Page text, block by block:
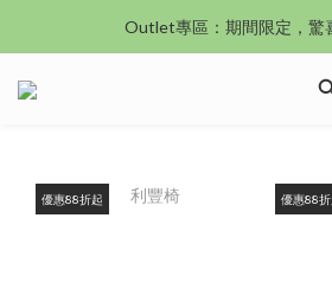
沙發新登場｜想躺就躺，頭等艙
Outlet專區：期間限定，驚
沙發新登場｜想躺就躺，頭等艙
優惠88折起 優惠88折